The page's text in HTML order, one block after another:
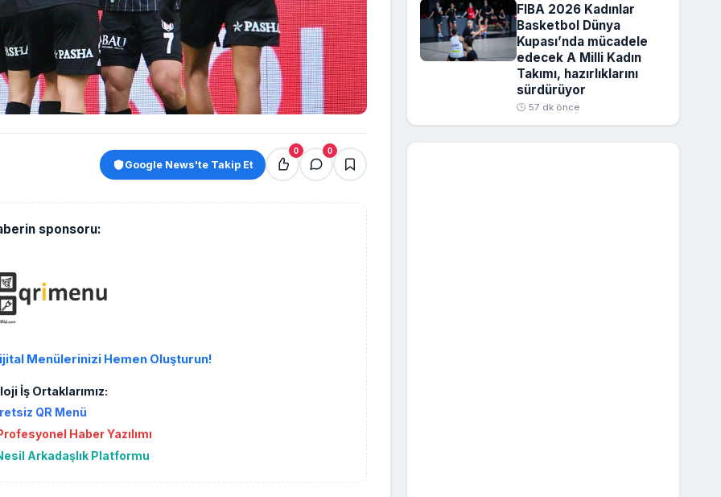
Google News'te Takip Et
0 0
sponsoru:
Menülerinizi Hemen Oluşturun!
İş Ortaklarımız:
QR Menü
Haber Yazılımı
Arkadaşlık Platformu
FIBA 2026 Kadınlar
Basketbol Dünya
Kupası’nda mücadele
edecek A Milli Kadın
Takımı, hazırlıklarını
sürdürüyor
🕒 57 dk önce